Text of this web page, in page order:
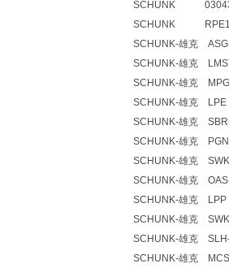
SCHUNK
SCHUNK
SCHUNK-雄克
SCHUNK-雄克
SCHUNK-雄克
SCHUNK-雄克
SCHUNK-雄克
SCHUNK-雄克
SCHUNK-雄克
SCHUNK-雄克
SCHUNK-雄克
SCHUNK-雄克
SCHUNK-雄克
SCHUNK-雄克